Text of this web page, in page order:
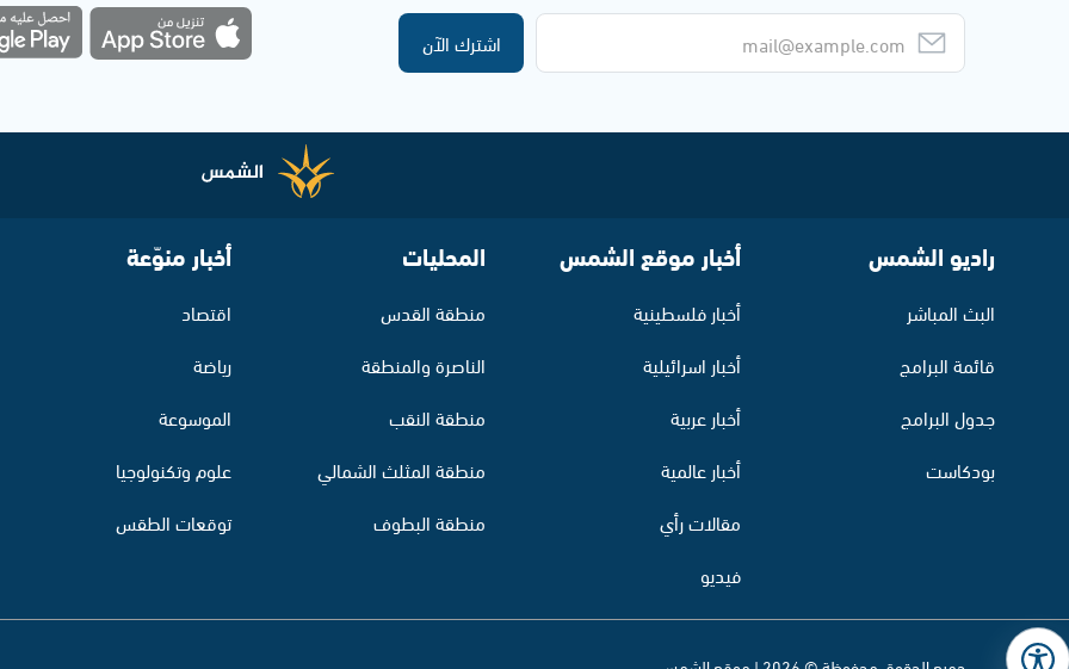
اشترك الآن
راديو الشمس
البث المباشر
قائمة البرامج
جدول البرامج
بودكاست
أخبار موقع الشمس
أخبار فلسطينية
أخبار اسرائيلية
أخبار عربية
أخبار عالمية
مقالات رأي
فيديو
المحليات
منطقة القدس
الناصرة والمنطقة
منطقة النقب
منطقة المثلث الشمالي
منطقة البطوف
أخبار منوّعة
اقتصاد
رياضة
الموسوعة
علوم وتكنولوجيا
توقعات الطقس